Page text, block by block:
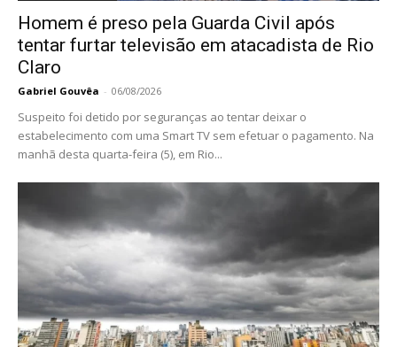
Homem é preso pela Guarda Civil após
tentar furtar televisão em atacadista de Rio
Claro
Gabriel Gouvêa - 06/08/2026
Suspeito foi detido por seguranças ao tentar deixar o
estabelecimento com uma Smart TV sem efetuar o pagamento. Na
manhã desta quarta-feira (5), em Rio...